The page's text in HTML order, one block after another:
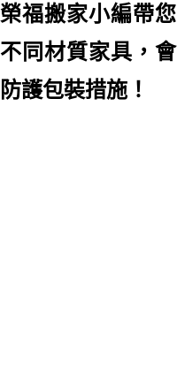
榮福搬家小編帶
不同材質家具，
防護包裝措施！